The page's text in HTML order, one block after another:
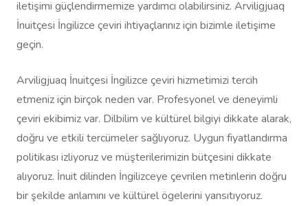
iletişimi güçlendirmemize yardımcı olabilirsiniz. Arviligjuaq
İnuitçesi İngilizce çeviri ihtiyaçlarınız için bizimle iletişime
geçin.
Arviligjuaq İnuitçesi İngilizce çeviri hizmetimizi tercih
etmeniz için birçok neden var. Profesyonel ve deneyimli
çeviri ekibimiz var. Dilbilim ve kültürel bilgiyi dikkate alarak,
doğru ve etkili tercümeler sağlıyoruz. Uygun fiyatlandırma
politikası izliyoruz ve müşterilerimizin bütçesini dikkate
alıyoruz. İnuit dilinden İngilizceye çevrilen metinlerin doğru
bir şekilde anlamını ve kültürel ögelerini yansıtıyoruz.